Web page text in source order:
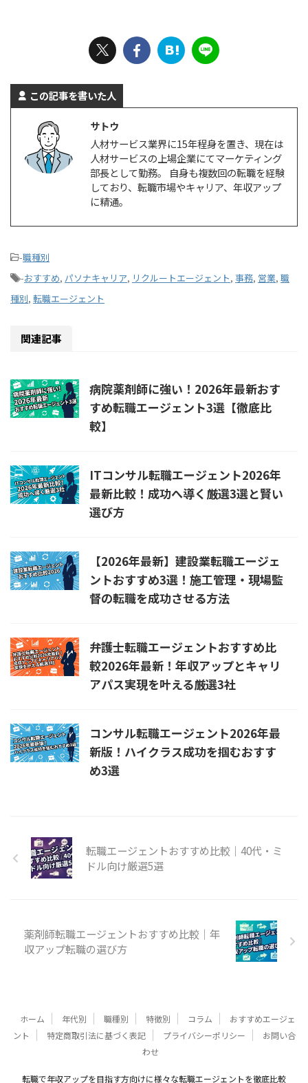
この記事を書いた人
サトウ
人材サービス業界に15年程身を置き、現在は
人材サービスの上場企業にてマーケティング
部長として勤務。 自身も複数回の転職を経験
しており、転職市場やキャリア、年収アップ
に精通。
-職種別
-おすすめ, パソナキャリア, リクルートエージェント, 事務, 営業, 職
種別, 転職エージェント
関連記事
病院薬剤師に強い！2026年最新おす
すめ転職エージェント3選【徹底比
較】
ITコンサル転職エージェント2026年
最新比較！成功へ導く厳選3選と賢い
選び方
【2026年最新】建設業転職エージェ
ントおすすめ3選！施工管理・現場監
督の転職を成功させる方法
弁護士転職エージェントおすすめ比
較2026年最新！年収アップとキャリ
アパス実現を叶える厳選3社
コンサル転職エージェント2026年最
新版！ハイクラス成功を掴むおすす
め3選
転職エージェントおすすめ比較｜40代・ミ
ドル向け厳選5選
薬剤師転職エージェントおすすめ比較｜年
収アップ転職の選び方
ホーム 年代別 職種別 特徴別 コラム
おすすめエージェ
ント
特定商取引法に基づく表記 プライバシーポリシー
お問い合
わせ
転職で年収アップを目指す方向けに様々な転職エージェントを徹底比較